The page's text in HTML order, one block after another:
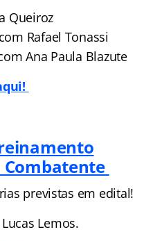
Queiroz
Rafael Tonassi
Ana Paula Blazute
Combatente
previstas em edital!
Lemos.